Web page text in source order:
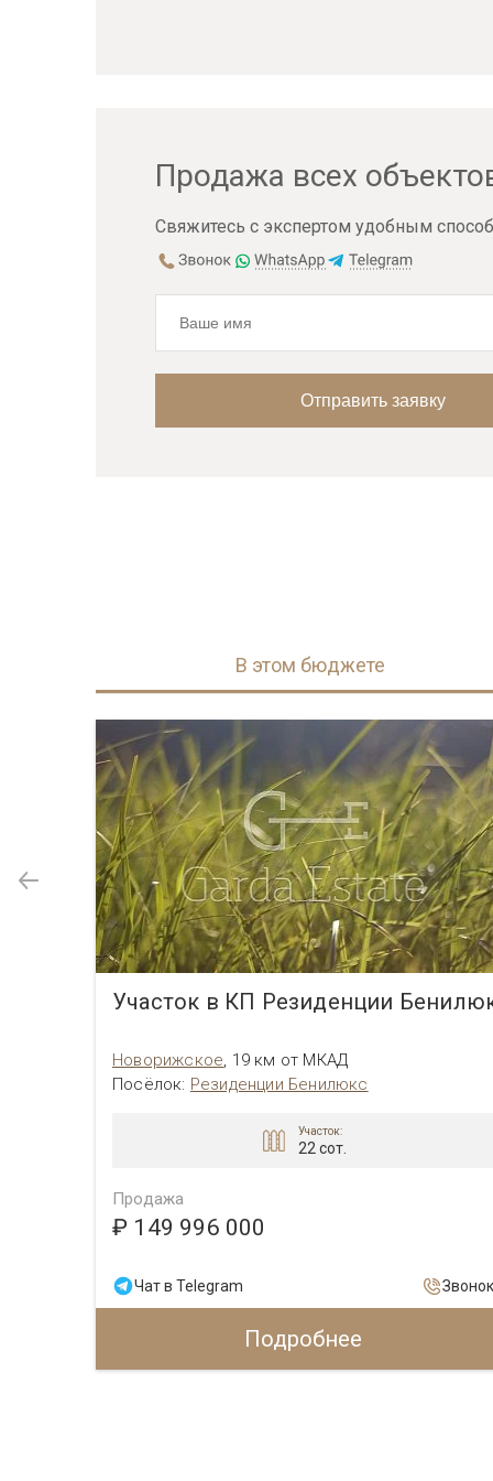
Продажа всех
Свяжитесь с экспертом удобным
В этом бюджете
Участок в КП Резиденции
Новорижское 19 км от МКАД
Посёлок: Резиденции Бенилюкс
Участок:
22 сот.
Продажа
₽ 149 996 000
Чат в Telegram Звонок
Подробнее